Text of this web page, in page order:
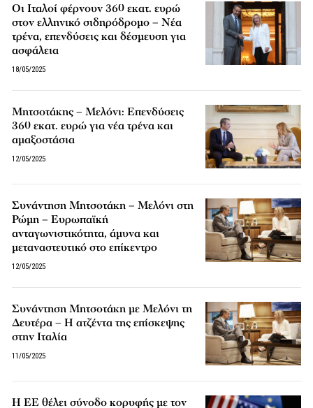
Οι Ιταλοί φέρνουν 360 εκατ. ευρώ
στον ελληνικό σιδηρόδρομο – Νέα
τρένα, επενδύσεις και δέσμευση για
ασφάλεια
18/05/2025
Μητσοτάκης – Μελόνι: Επενδύσεις
360 εκατ. ευρώ για νέα τρένα και
αμαξοστάσια
12/05/2025
Συνάντηση Μητσοτάκη – Μελόνι στη
Ρώμη – Ευρωπαϊκή
ανταγωνιστικότητα, άμυνα και
μεταναστευτικό στο επίκεντρο
12/05/2025
Συνάντηση Μητσοτάκη με Μελόνι τη
Δευτέρα – Η ατζέντα της επίσκεψης
στην Ιταλία
11/05/2025
Η ΕΕ θέλει σύνοδο κορυφής με τον